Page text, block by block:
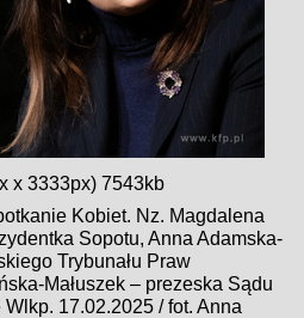
x 3333px) 7543kb
Kobiet. Nz. Magdalena
Sopotu, Anna Adamska-
Trybunału Praw
Małuszek – prezeska Sądu
17.02.2025 / fot. Anna